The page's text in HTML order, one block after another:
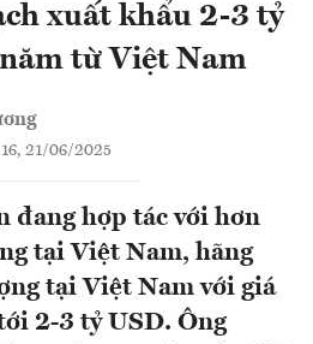
xuất khẩu 2-3 tỷ
từ Việt Nam
21/06/2025
đang hợp tác với hơn
tại Việt Nam, hãng
tại Việt Nam với giá
2-3 tỷ USD. Ông